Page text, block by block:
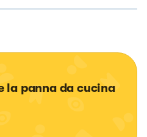
la panna da cucina